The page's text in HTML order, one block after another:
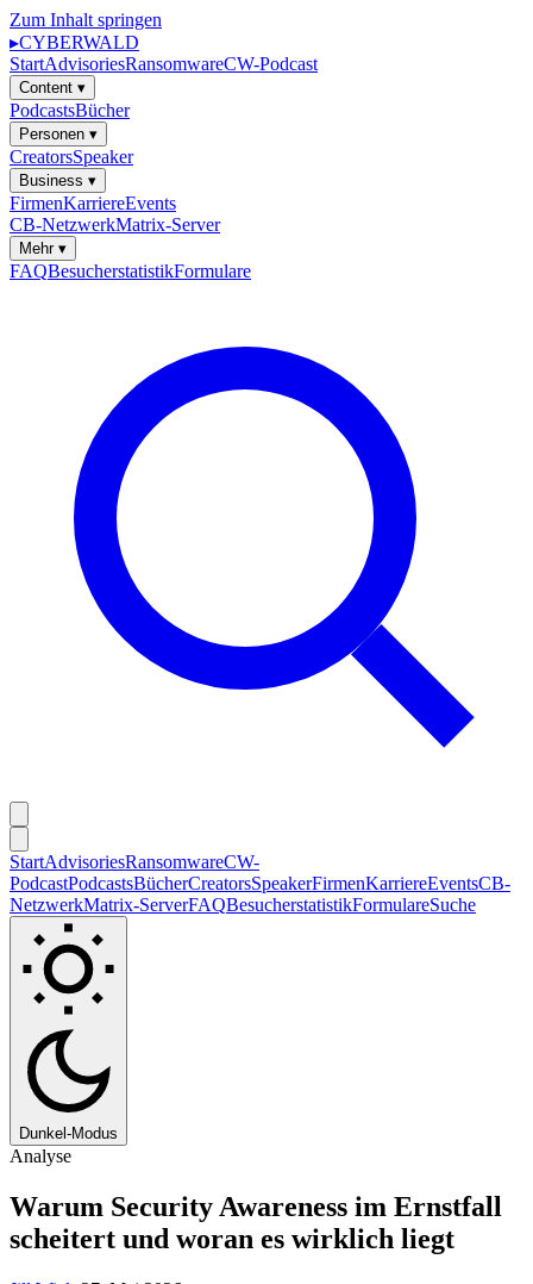
Zum Inhalt springen
▸CYBERWALD
StartAdvisoriesRansomwareCW-Podcast
Content ▾
PodcastsBücher
Personen ▾
CreatorsSpeaker
Business ▾
FirmenKarriereEvents
CB-NetzwerkMatrix-Server
Mehr ▾
FAQBesucherstatistikFormulare
StartAdvisoriesRansomwareCW-
PodcastPodcastsBücherCreatorsSpeakerFirmenKarriereEventsCB-
NetzwerkMatrix-ServerFAQBesucherstatistikFormulareSuche
Dunkel-Modus
Analyse
Warum Security Awareness im Ernstfall
scheitert und woran es wirklich liegt